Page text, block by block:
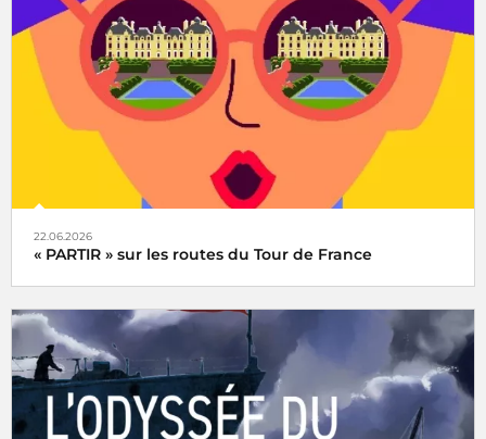
22.06.2026
« PARTIR » sur les routes du Tour de France